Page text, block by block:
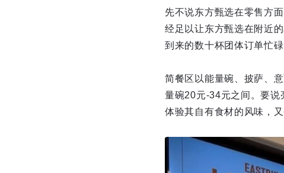
先不说东方甄选在零售方
经足以让东方甄选在附近
到来的数十杯团体订单忙
简餐区以能量碗、披萨、
量碗20元-34元之间。要说
体验其自有食材的风味，